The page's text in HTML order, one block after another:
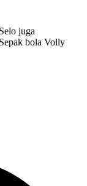
juga
bola Volly